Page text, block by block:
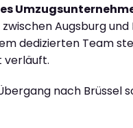
Augsburg und
dedizierten Team
verläuft.
nach Brüssel